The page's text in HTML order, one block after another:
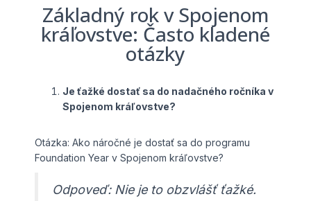
Základný rok v Spojenom
kráľovstve: Často kladené
otázky
Je ťažké dostať sa do nadačného ročníka v
Spojenom kráľovstve?
Otázka: Ako náročné je dostať sa do programu
Foundation Year v Spojenom kráľovstve?
Odpoveď: Nie je to obzvlášť ťažké.